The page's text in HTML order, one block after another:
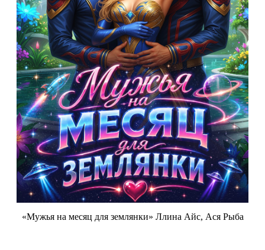
«Мужья на месяц для землянки» Ллина Айс, Ася Рыба